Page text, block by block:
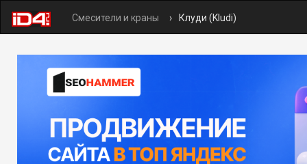
Смесители и краны Клуди (Kludi)